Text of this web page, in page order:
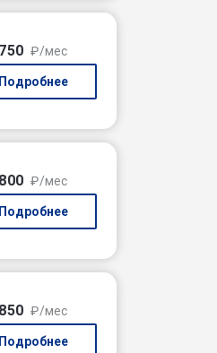
750 ₽/мес
Подробнее
800 ₽/мес
Подробнее
850 ₽/мес
Подробнее